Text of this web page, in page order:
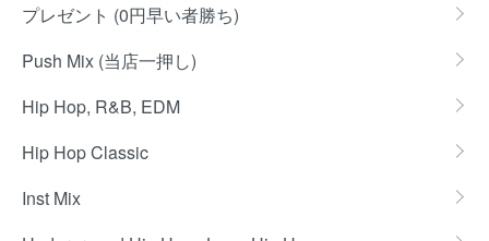
プレゼント (0円早い者勝ち)
Push Mix (当店一押し)
Hip Hop, R&B, EDM
Hip Hop Classic
Inst Mix